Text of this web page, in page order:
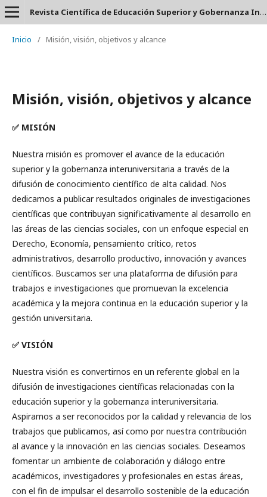
Revista Científica de Educación Superior y Gobernanza Interuniversitaria Aula 24 - ISSN: 2953-660X
Inicio / Misión, visión, objetivos y alcance
Misión, visión, objetivos y alcance
✅ MISIÓN
Nuestra misión es promover el avance de la educación
superior y la gobernanza interuniversitaria a través de la
difusión de conocimiento científico de alta calidad. Nos
dedicamos a publicar resultados originales de investigaciones
científicas que contribuyan significativamente al desarrollo en
las áreas de las ciencias sociales, con un enfoque especial en
Derecho, Economía, pensamiento crítico, retos
administrativos, desarrollo productivo, innovación y avances
científicos. Buscamos ser una plataforma de difusión para
trabajos e investigaciones que promuevan la excelencia
académica y la mejora continua en la educación superior y la
gestión universitaria.
✅ VISIÓN
Nuestra visión es convertirnos en un referente global en la
difusión de investigaciones científicas relacionadas con la
educación superior y la gobernanza interuniversitaria.
Aspiramos a ser reconocidos por la calidad y relevancia de los
trabajos que publicamos, así como por nuestra contribución
al avance y la innovación en las ciencias sociales. Deseamos
fomentar un ambiente de colaboración y diálogo entre
académicos, investigadores y profesionales en estas áreas,
con el fin de impulsar el desarrollo sostenible de la educación